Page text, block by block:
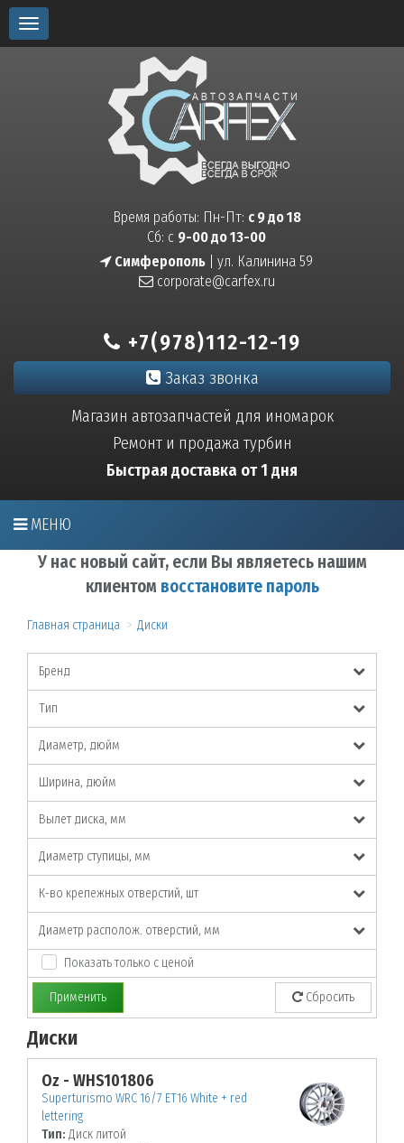
Toggle
navigation
Время работы: Пн-Пт: с 9 до 18
Сб: с 9-00 до 13-00
Симферополь | ул. Калинина 59
corporate@carfex.ru
+7(978)112-12-19
Заказ звонка
Магазин автозапчастей для иномарок
Ремонт и продажа турбин
Быстрая доставка от 1 дня
МЕНЮ
У нас новый сайт, если Вы являетесь нашим
клиентом восстановите пароль
Главная страница Диски
Бренд
Тип
Диаметр, дюйм
Ширина, дюйм
Вылет диска, мм
Диаметр ступицы, мм
К-во крепежных отверстий, шт
Диаметр располож. отверстий, мм
Показать только с ценой
Применить Сбросить
Диски
Oz - WHS101806
Superturismo WRC 16/7 ET16 White + red
lettering
Тип: Диск литой
По заданным параметрам товары не найдены!